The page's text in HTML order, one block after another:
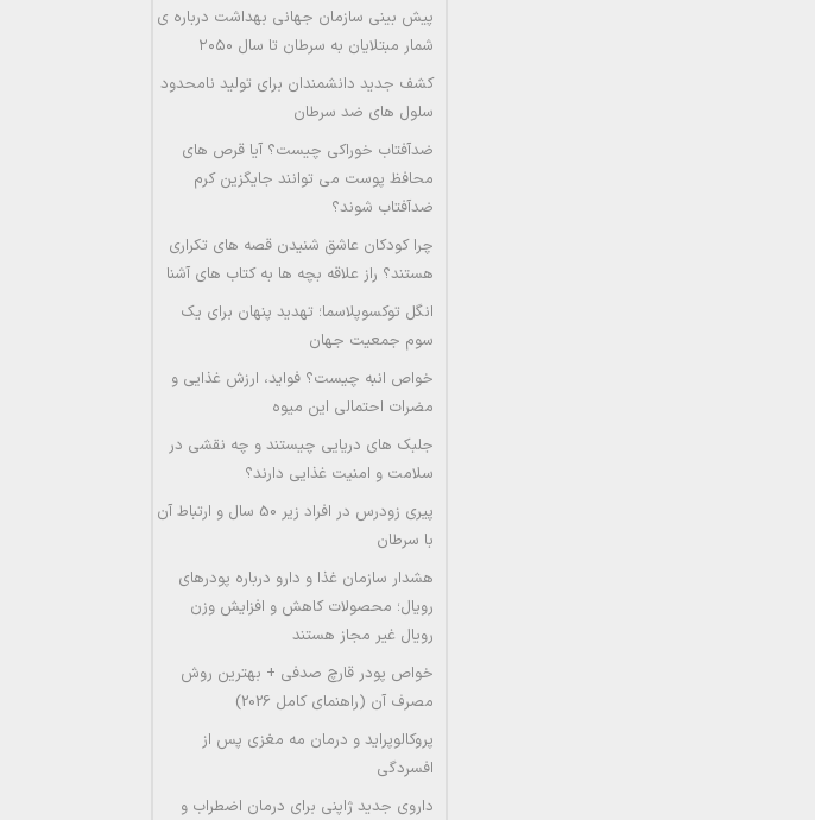
پیش بینی سازمان جهانی بهداشت درباره ی
شمار مبتلایان به سرطان تا سال ۲۰۵۰
کشف جدید دانشمندان برای تولید نامحدود
سلول های ضد سرطان
ضدآفتاب خوراکی چیست؟ آیا قرص های
محافظ پوست می توانند جایگزین کرم
ضدآفتاب شوند؟
چرا کودکان عاشق شنیدن قصه های تکراری
هستند؟ راز علاقه بچه ها به کتاب های آشنا
انگل توکسوپلاسما؛ تهدید پنهان برای یک
سوم جمعیت جهان
خواص انبه چیست؟ فواید، ارزش غذایی و
مضرات احتمالی این میوه
جلبک های دریایی چیستند و چه نقشی در
سلامت و امنیت غذایی دارند؟
پیری زودرس در افراد زیر 50 سال و ارتباط آن
با سرطان
هشدار سازمان غذا و دارو درباره پودرهای
رویال؛ محصولات کاهش و افزایش وزن
رویال غیر مجاز هستند
خواص پودر قارچ صدفی + بهترین روش
مصرف آن (راهنمای کامل 2026)
پروکالوپراید و درمان مه مغزی پس از
افسردگی
داروی جدید ژاپنی برای درمان اضطراب و